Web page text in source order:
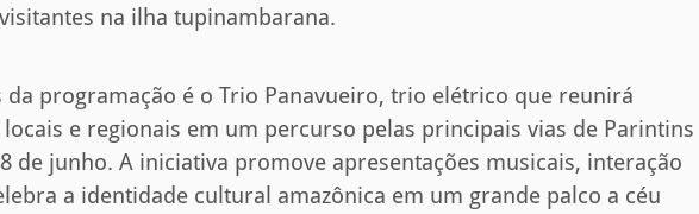
na ilha tupinambarana.
da programação é o Trio Panavueiro, trio elétrico que reunirá
e regionais em um percurso pelas principais vias de Parintins
de junho. A iniciativa promove apresentações musicais, interação
a identidade cultural amazônica em um grande palco a céu